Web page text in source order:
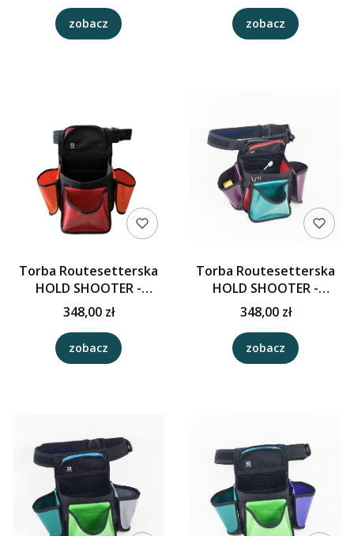
zobacz zobacz
Torba Routesetterska
HOLD SHOOTER -
Grafit/Czerwień/Pomara
ńcz
348,00 zł
zobacz
Torba Routesetterska
HOLD SHOOTER -
Czerwony/Malachit/Bord
o
348,00 zł
zobacz